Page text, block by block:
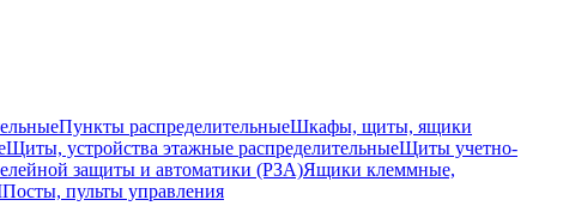
Пункты распределительныеШкафы, щиты, ящики
Щиты, устройства этажные распределительныеЩиты учетно-
защиты и автоматики (РЗА)Ящики клеммные,
Посты, пульты управления